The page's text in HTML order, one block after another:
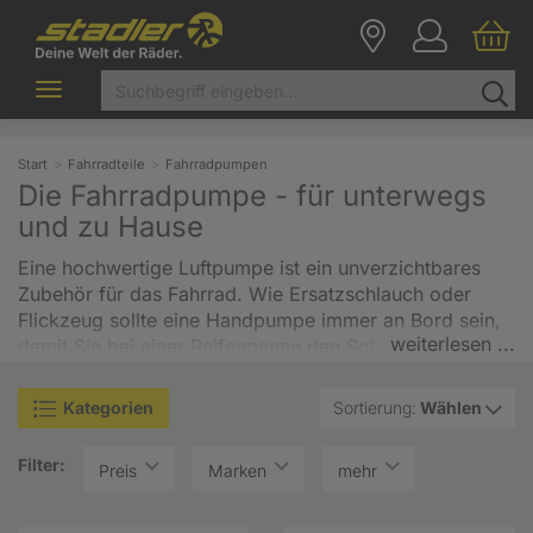
Toggle
navigation
Start Fahrradteile Fahrradpumpen
Die Fahrradpumpe - für unterwegs
und zu Hause
Eine hochwertige Luftpumpe ist ein unverzichtbares
Zubehör für das Fahrrad. Wie Ersatzschlauch oder
Flickzeug sollte eine Handpumpe immer an Bord sein,
damit Sie bei einer Reifenpanne den Schaden schnell
klassischen Fahrradpumpen, die in den Rahmen
geklemmt werden, verschiedene Minipumpen - mit
Dann wären da noch die CO2 Pumpen, die mithilfe von
weiterlesen ...
Sortierung: Wählen
Kategorien
Filter: Preis Marken mehr